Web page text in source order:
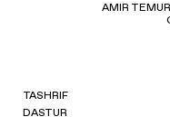
AMIR
TASHRIF
DASTUR